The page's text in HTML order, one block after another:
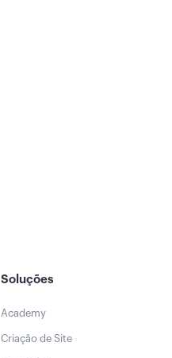
Soluções
Academy
Criação de Site